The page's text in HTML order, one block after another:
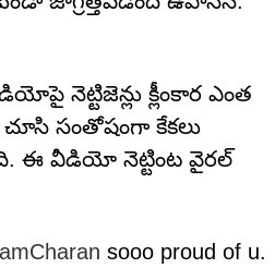
నెట్టిజెన్లు క్లీంకార ఎంత
సంతోషంగా కేకలు
ఈ వీడియో నెట్టింట వైరల్
sooo proud of u.